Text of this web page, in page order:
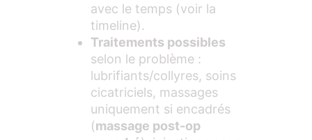
avec le temps (voir la
timeline).
Traitements possibles
selon le problème :
lubrifiants/collyres, soins
cicatriciels, massages
uniquement si encadrés
(massage post-op